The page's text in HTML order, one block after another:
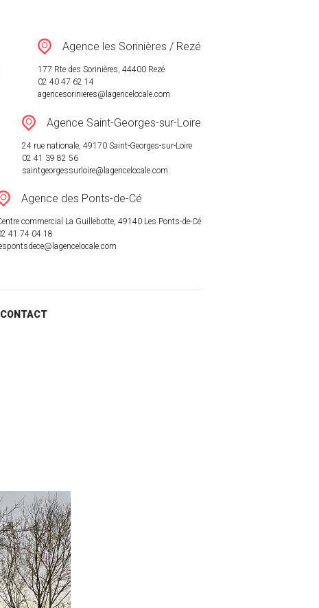
Agence les Sorinières / Rezé
177 Rte des Sorinières, 44400 Rezé
02 40 47 62 14
agencesorinieres@lagencelocale.com
Agence Saint-Georges-sur-Loire
24 rue nationale, 49170 Saint-Georges-sur-Loire
02 41 39 82 56
saintgeorgessurloire@lagencelocale.com
Agence des Ponts-de-Cé
commercial La Guillebotte, 49140 Les Ponts-de-Cé
41 74 04 18
CONTACT